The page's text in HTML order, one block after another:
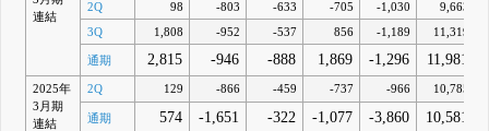
連結
2Q
98 -803 -633 -705 -1,030
9,663
3Q
1,808 -952 -537 856 -1,189 11,319
通期 2,815 -946 -888 1,869 -1,296 11,981
2025年
3月期
連結
2Q 129 -866 -459 -737 -966 10,785
通期 574 -1,651 -322 -1,077 -3,860 10,581